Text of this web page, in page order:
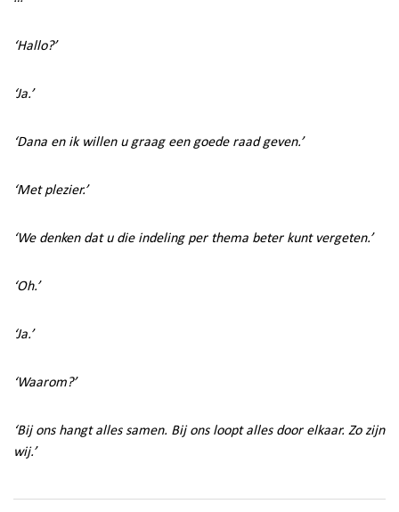
‘Hallo?’
‘Ja.’
‘Dana en ik willen u graag een goede raad geven.’
‘Met plezier.’
‘We denken dat u die indeling per thema beter kunt vergeten.’
‘Oh.’
‘Ja.’
‘Waarom?’
‘Bij ons hangt alles samen. Bij ons loopt alles door elkaar. Zo zijn
wij.’